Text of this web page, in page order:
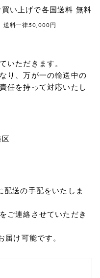
い上げで各国送料 無料
送料一律50,000円
いただきます。
り、万が一の輸送中の
任を持って対応いたし
配送の手配をいたしま
ご連絡させていただき
け可能です。